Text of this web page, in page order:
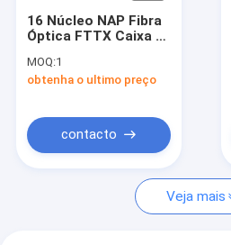
Controle de qualidade
Contate-nos
16 Núcleo NAP Fibra
Óptica FTTX Caixa F-
MOQ:1
obtenha o ultimo preço
contacto
Veja mais